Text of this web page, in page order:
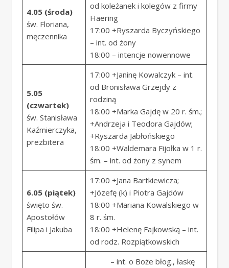
4.05 (środa)
św. Floriana,
męczennika
od koleżanek i kolegów z firmy
Haering
17:00 +Ryszarda Byczyńskiego
– int. od żony
18:00 – intencje nowennowe
5.05
(czwartek)
św. Stanisława
Kaźmierczyka,
prezbitera
17:00 +Janinę Kowalczyk – int.
od Bronisława Grzejdy z
rodziną
18:00 +Marka Gajdę w 20 r. śm.;
+Andrzeja i Teodora Gajdów;
+Ryszarda Jabłońskiego
18:00 +Waldemara Fijołka w 1 r.
śm. – int. od żony z synem
6.05 (piątek)
święto św.
Apostołów
Filipa i Jakuba
17:00 +Jana Bartkiewicza;
+Józefę (k) i Piotra Gajdów
18:00 +Mariana Kowalskiego w
8 r. śm.
18:00 +Helenę Fajkowską – int.
od rodz. Rozpiątkowskich
– int. o Boże błog., łaskę